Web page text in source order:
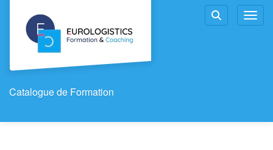
Aller au menu principal
Aller au contenu principal
Personnaliser l'interface
Rechercher
Catalogue de Formation